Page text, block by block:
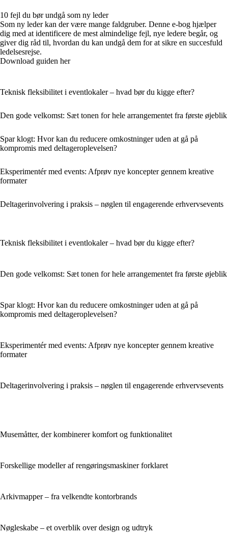
10 fejl du bør undgå som ny leder
Som ny leder kan der være mange faldgruber. Denne e-bog hjælper
dig med at identificere de mest almindelige fejl, nye ledere begår, og
giver dig råd til, hvordan du kan undgå dem for at sikre en succesfuld
ledelsesrejse.
Download guiden her
Teknisk fleksibilitet i eventlokaler – hvad bør du kigge efter?
Den gode velkomst: Sæt tonen for hele arrangementet fra første øjeblik
Spar klogt: Hvor kan du reducere omkostninger uden at gå på
kompromis med deltageroplevelsen?
Eksperimentér med events: Afprøv nye koncepter gennem kreative
formater
Deltagerinvolvering i praksis – nøglen til engagerende erhvervsevents
Teknisk fleksibilitet i eventlokaler – hvad bør du kigge efter?
Den gode velkomst: Sæt tonen for hele arrangementet fra første øjeblik
Spar klogt: Hvor kan du reducere omkostninger uden at gå på
kompromis med deltageroplevelsen?
Eksperimentér med events: Afprøv nye koncepter gennem kreative
formater
Deltagerinvolvering i praksis – nøglen til engagerende erhvervsevents
Musemåtter, der kombinerer komfort og funktionalitet
Forskellige modeller af rengøringsmaskiner forklaret
Arkivmapper – fra velkendte kontorbrands
Nøgleskabe – et overblik over design og udtryk